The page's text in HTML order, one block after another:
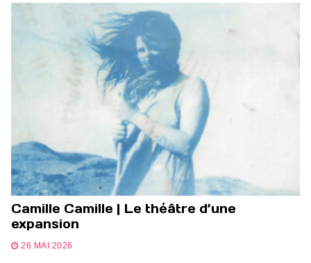
Camille Camille | Le théâtre d’une
expansion
26 MAI 2026